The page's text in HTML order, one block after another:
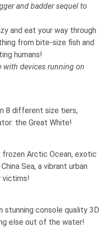
and badder sequel to
and eat your way through
from bite-size fish and
humans!
devices running on
8 different size tiers,
the Great White!
frozen Arctic Ocean, exotic
Sea, a vibrant urban
victims!
stunning console quality 3D
else out of the water!